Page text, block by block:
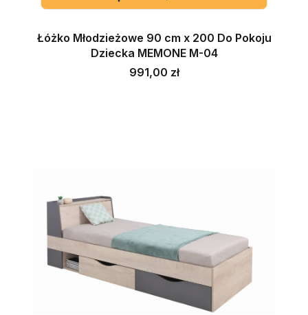
Łóżko Młodzieżowe 90 cm x 200 Do Pokoju
Dziecka MEMONE M-04
Cena
991,00 zł